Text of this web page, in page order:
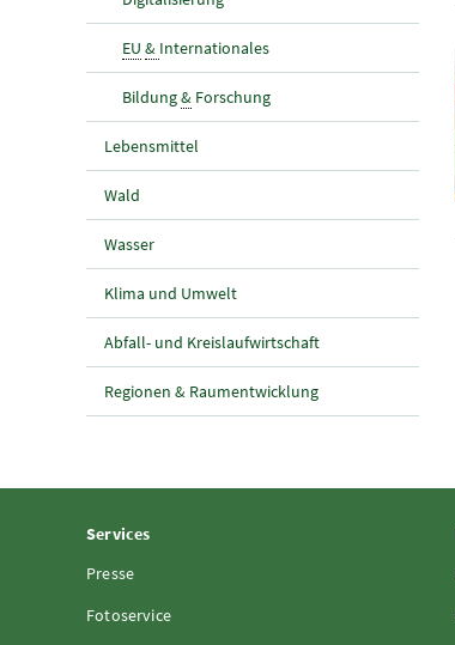
EU & Internationales
Bildung& Forschung
Lebensmittel
Wald
Wasser
Klima und Umwelt
Abfall- und Kreislaufwirtschaft
Regionen & Raumentwicklung
Services
Presse
Fotoservice